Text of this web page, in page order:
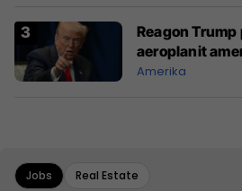
Reagon
aeroplanit
Amerika
Jobs Real Estate